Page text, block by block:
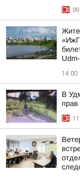
14:00
В